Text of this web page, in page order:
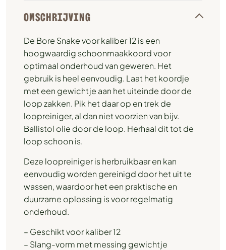
OMSCHRIJVING
De Bore Snake voor kaliber 12 is een
hoogwaardig schoonmaakkoord voor
optimaal onderhoud van geweren. Het
gebruik is heel eenvoudig. Laat het koordje
met een gewichtje aan het uiteinde door de
loop zakken. Pik het daar op en trek de
loopreiniger, al dan niet voorzien van bijv.
Ballistol olie door de loop. Herhaal dit tot de
loop schoon is.
Deze loopreiniger is herbruikbaar en kan
eenvoudig worden gereinigd door het uit te
wassen, waardoor het een praktische en
duurzame oplossing is voor regelmatig
onderhoud.
– Geschikt voor kaliber 12
– Slang-vorm met messing gewichtje